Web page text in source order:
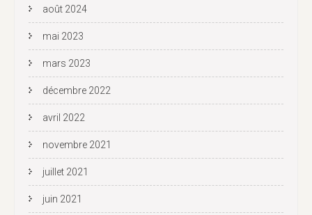
août 2024
mai 2023
mars 2023
décembre 2022
avril 2022
novembre 2021
juillet 2021
juin 2021